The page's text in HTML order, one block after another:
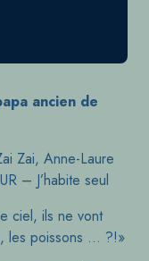
ancien de
Zai, Anne-Laure
– J’habite seul
ciel, ils ne vont
les poissons … ?!»